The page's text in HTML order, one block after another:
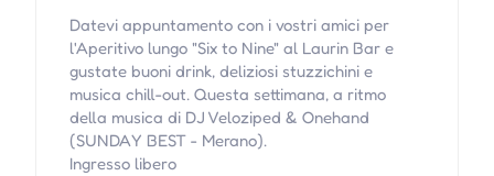
Datevi appuntamento con i vostri amici per
l'Aperitivo lungo "Six to Nine" al Laurin Bar e
gustate buoni drink, deliziosi stuzzichini e
musica chill-out. Questa settimana, a ritmo
della musica di DJ Veloziped & Onehand
(SUNDAY BEST - Merano).
Ingresso libero